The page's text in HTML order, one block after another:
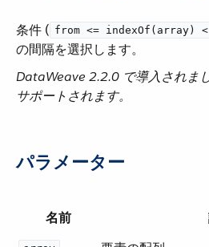
条件 (​ from <= indexOf(array)
の間隔を選択します。
DataWeave 2.2.0 で導入されま
サポートされます。
パラメーター
名前